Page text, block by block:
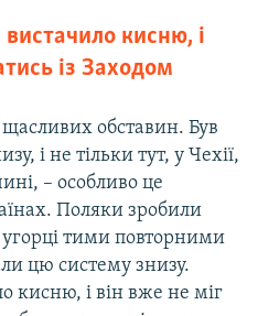
кисню, і
із Заходом
щасливих обставин. Був
і не тільки тут, у Чехії,
– особливо це
Поляки зробили
тими повторними
цю систему знизу.
кисню, і він вже не міг